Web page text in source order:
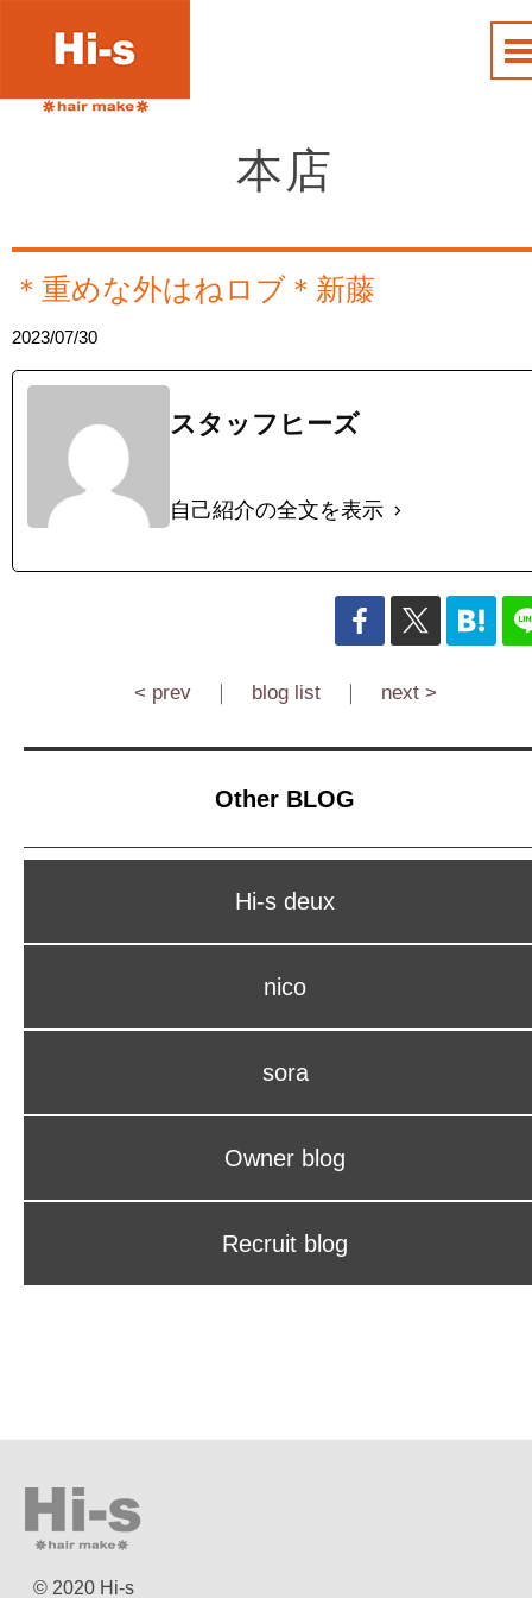
本店
︎＊重めな外はねロブ＊新藤
2023/07/30
スタッフヒーズ
自己紹介の全文を表示
< prev｜ blog list｜ next >
Other BLOG
Hi-s deux
nico
sora
Owner blog
Recruit blog
© 2020 Hi-s